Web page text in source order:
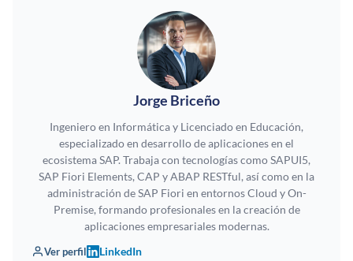
Jorge Briceño
Ingeniero en Informática y Licenciado en Educación,
especializado en desarrollo de aplicaciones en el
ecosistema SAP. Trabaja con tecnologías como SAPUI5,
SAP Fiori Elements, CAP y ABAP RESTful, así como en la
administración de SAP Fiori en entornos Cloud y On-
Premise, formando profesionales en la creación de
aplicaciones empresariales modernas.
Ver perfil LinkedIn